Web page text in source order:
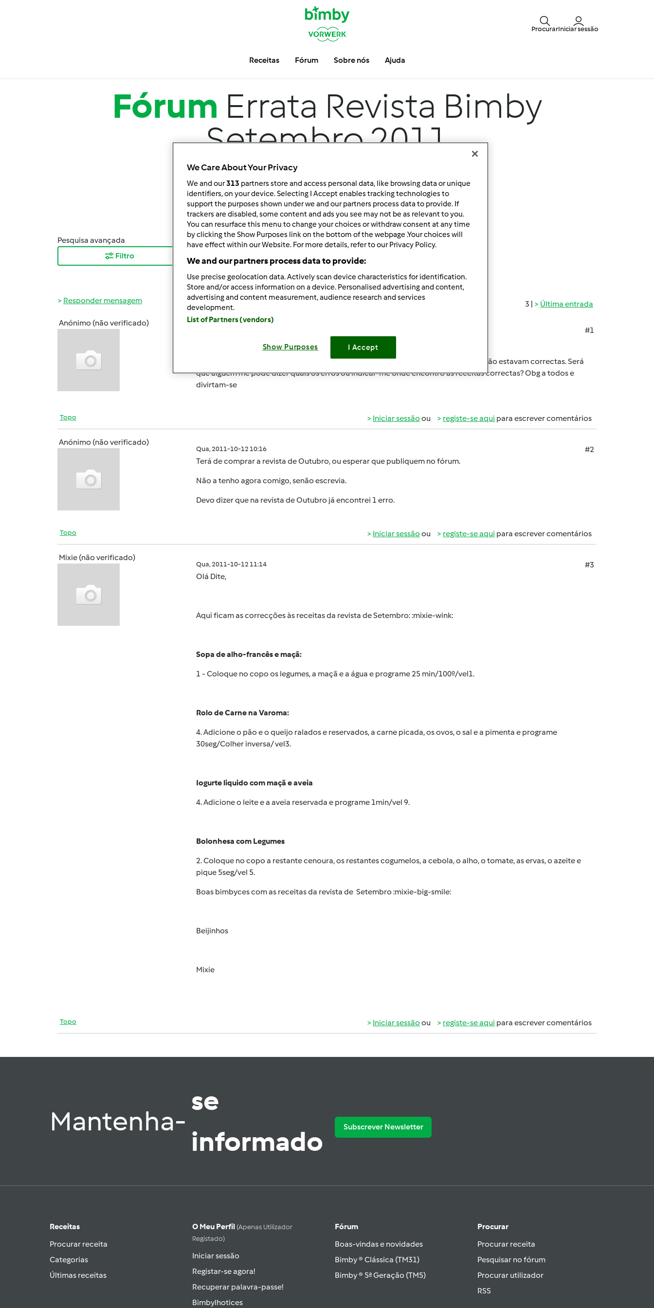
ProcurarIniciar sessão
Receitas Fórum Sobre nós Ajuda
Fórum Errata Revista Bimby
Setembro 2011
Pesquisa avançada
Filtro
Ordenar por:
Mais Recentes
Resultados por página:
3 | Última entrada
Responder mensagem
Anónimo (não verificado)
#1
Olá a todos, será que alguém me pode ajudar?
Vi algures na internet que havia 2 ou 3 receitas da Revista Bimby de Setembro que não estavam correctas. Será
que alguém me pode dizer quais os erros ou indicar-me onde encontro as receitas correctas? Obg a todos e
divirtam-se
Topo Iniciar sessão ou registe-se aqui para escrever comentários
Anónimo (não verificado)
Qua, 2011-10-12 10:16
#2
Terá de comprar a revista de Outubro, ou esperar que publiquem no fórum.
Não a tenho agora comigo, senão escrevia.
Devo dizer que na revista de Outubro já encontrei 1 erro.
Topo Iniciar sessão ou registe-se aqui para escrever comentários
Mixie (não verificado)
Qua, 2011-10-12 11:14
#3
Olá Dite,
Aqui ficam as correcções às receitas da revista de Setembro: :mixie-wink:
Sopa de alho-francês e maçã:
1 - Coloque no copo os legumes, a maçã e a água e programe 25 min/100º/vel1.
Rolo de Carne na Varoma:
4. Adicione o pão e o queijo ralados e reservados, a carne picada, os ovos, o sal e a pimenta e programe
30seg/Colher inversa/ vel3.
Iogurte liquido com maçã e aveia
4. Adicione o leite e a aveia reservada e programe 1min/vel 9.
Bolonhesa com Legumes
2. Coloque no copo a restante cenoura, os restantes cogumelos, a cebola, o alho, o tomate, as ervas, o azeite e
pique 5seg/vel 5.
Boas bimbyces com as receitas da revista de Setembro :mixie-big-smile:
Beijinhos
Mixie
Topo Iniciar sessão ou registe-se aqui para escrever comentários
Mantenha-
se
informado
Subscrever Newsletter
Receitas
Procurar receita
Categorias
Últimas receitas
O Meu Perfil (apenas Utilizador
Registado)
Iniciar sessão
Registar-se agora!
Recuperar palavra-passe!
Bimbylhotices
Fórum
Boas-vindas e novidades
Bimby ® Clássica (TM31)
Bimby ® 5ª Geração (TM5)
Procurar
Procurar receita
Pesquisar no fórum
Procurar utilizador
RSS
We Care About Your Privacy
We and our313 partners store and access personal data, like browsing data or unique
identifiers, on your device. Selecting I Accept enables tracking technologies to
support the purposes shown under we and our partners process data to provide. If
trackers are disabled, some content and ads you see may not be as relevant to you.
You can resurface this menu to change your choices or withdraw consent at any time
by clicking the Show Purposes link on the bottom of the webpage .Your choices will
have effect within our Website. For more details, refer to our Privacy Policy.
We and our partners process data to provide:
Use precise geolocation data. Actively scan device characteristics for identification.
Store and/or access information on a device. Personalised advertising and content,
advertising and content measurement, audience research and services
development.
List of Partners (vendors)
Show Purposes I Accept